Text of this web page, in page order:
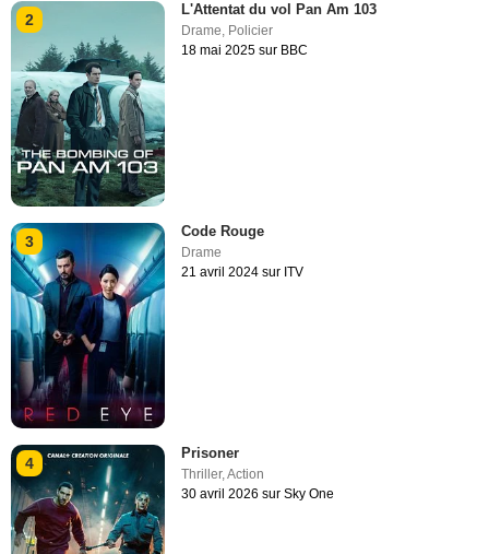
2
L'Attentat du vol Pan Am 103
Drame Policier
18 mai 2025 sur BBC
3
Code Rouge
Drame
21 avril 2024 sur ITV
4
Prisoner
Thriller,Action
30 avril 2026 sur Sky One